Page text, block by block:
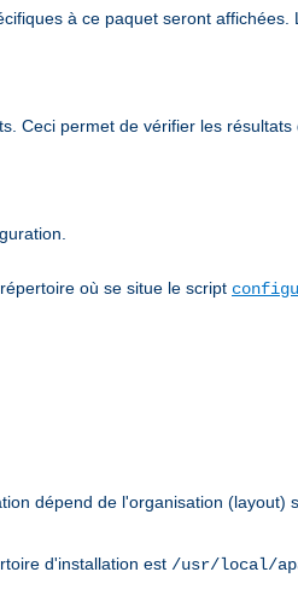
à ce paquet seront affichées.
Ceci permet de vérifier les
où se situe le script
dépend de l'organisation (layout)
d'installation est /usr/local/